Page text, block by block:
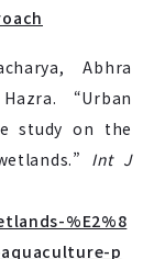
Abhra
“Urban
study on the
Int J
%E2%8
p